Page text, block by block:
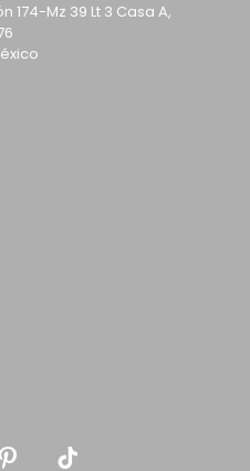
174-Mz 39 Lt 3 Casa A,